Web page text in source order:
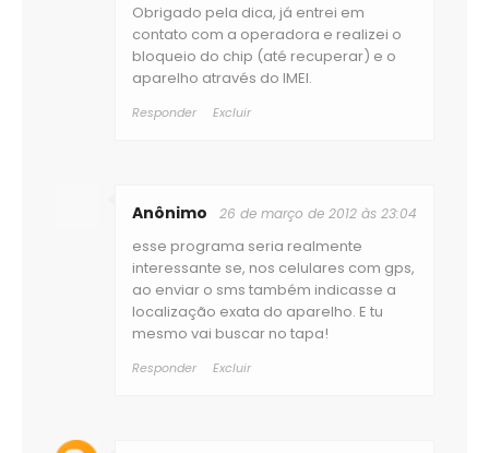
Anônimo 26 de março de 2012 às 23:04
esse programa seria realmente
interessante se, nos celulares com gps,
ao enviar o sms também indicasse a
localização exata do aparelho. E tu
mesmo vai buscar no tapa!
Responder Excluir
Obrigado pela dica, já entrei em
contato com a operadora e realizei o
bloqueio do chip (até recuperar) e o
aparelho através do IMEI.
Responder Excluir